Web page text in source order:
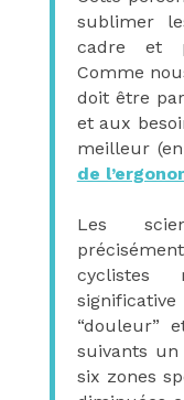
sublimer
cadre et
Comme
doit être
et aux
meilleur
de
Les
cyclistes
“douleur”
suivants
six zones